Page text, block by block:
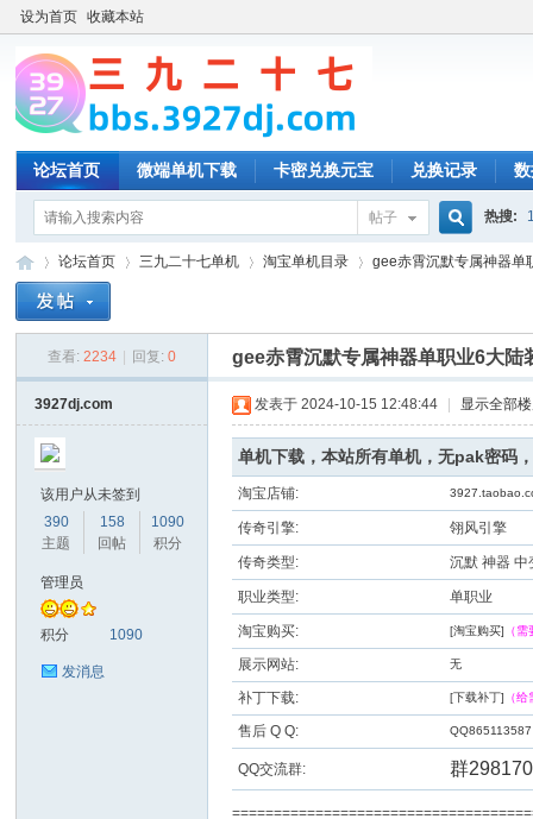
设为首页 收藏本站
论坛首页 微端单机下载 卡密兑换元宝 兑换记录
帖子
搜
索
热搜:
论坛首页
›
三九二十七单机
›
淘宝单机目录
›
gee赤霄沉默专属神器单
查看: 2234 回复: 0 gee赤霄沉默专属神器单职业6大陆
3927dj.com
该用户从未签到
390
主题
158
回帖
1090
积分
管理员
积分 1090
发消息
发表于 2024-10-15 12:48:44 显示全部
单机下载，本站所有单机，无pak密码
淘宝店铺:
传奇引擎: 翎风引擎
传奇类型: 沉默 神器
职业类型: 单职业
淘宝购买: [淘宝购买] （
展示网站: 无
补丁下载: [下载补丁] （
售后 Q Q: QQ865113587
QQ交流群: 群